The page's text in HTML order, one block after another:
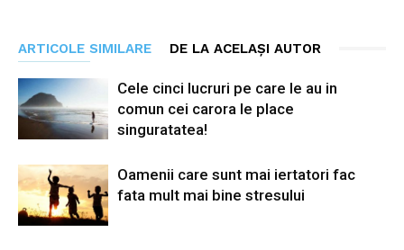
ARTICOLE SIMILARE DE LA ACELAȘI AUTOR
Cele cinci lucruri pe care le au in
comun cei carora le place
singuratatea!
Oamenii care sunt mai iertatori fac
fata mult mai bine stresului